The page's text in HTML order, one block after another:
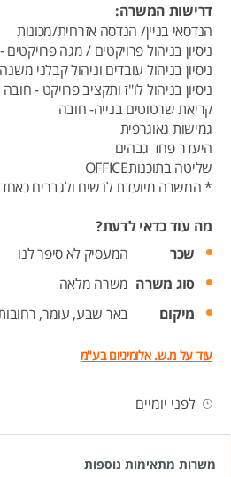
דרישות המשרה:
הנדסאי בניין/ הנדסה אזרחית/מכונות
ניסיון בניהול פרויקטים / מגה
ניסיון בניהול עובדים וניהול קבלני
ניסיון בניהול לו"ז ותקציב פרויקט - חובה
קריאת שרטוטים בנייה- חובה
גמישות גאוגרפית
היעדר פחד גבהים
שליטה בתוכנותOFFICE
* המשרה מיועדת לנשים ולגברים
מה עוד כדאי לדעת?
שכר
המעסיק לא סיפר לנו
סוג משרה משרה מלאה
מיקום
באר שבע, עומר,
עוד על מ.ש. אלומיניום בע"מ
לפני יומיים
משרות מתאימות נוספות